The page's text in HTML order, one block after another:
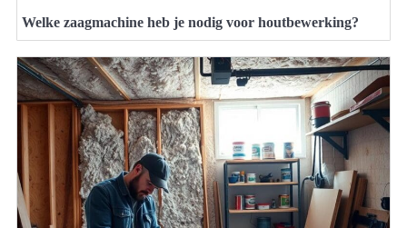
Welke zaagmachine heb je nodig voor houtbewerking?